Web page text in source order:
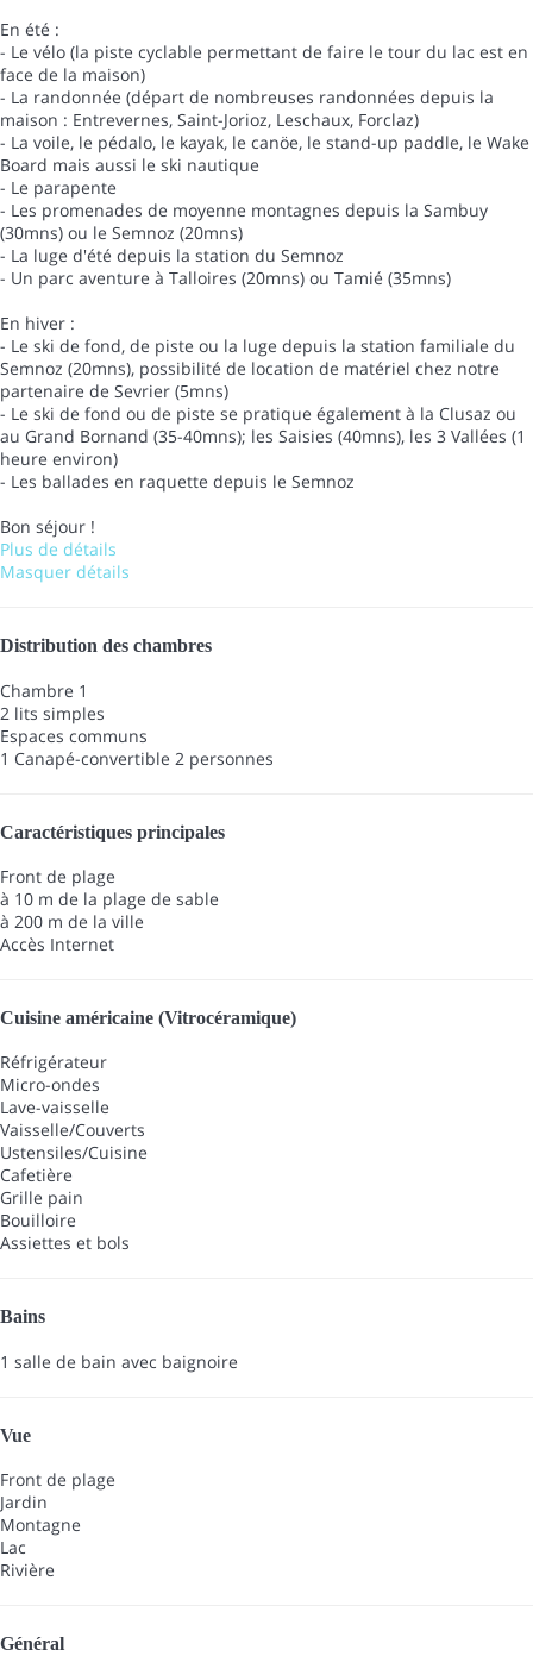
En été :
- Le vélo (la piste cyclable permettant de faire le tour du lac est en
face de la maison)
- La randonnée (départ de nombreuses randonnées depuis la
maison : Entrevernes, Saint-Jorioz, Leschaux, Forclaz)
- La voile, le pédalo, le kayak, le canöe, le stand-up paddle, le Wake
Board mais aussi le ski nautique
- Le parapente
- Les promenades de moyenne montagnes depuis la Sambuy
(30mns) ou le Semnoz (20mns)
- La luge d'été depuis la station du Semnoz
- Un parc aventure à Talloires (20mns) ou Tamié (35mns)
En hiver :
- Le ski de fond, de piste ou la luge depuis la station familiale du
Semnoz (20mns), possibilité de location de matériel chez notre
partenaire de Sevrier (5mns)
- Le ski de fond ou de piste se pratique également à la Clusaz ou
au Grand Bornand (35-40mns); les Saisies (40mns), les 3 Vallées (1
heure environ)
- Les ballades en raquette depuis le Semnoz
Bon séjour !
Plus de détails
Masquer détails
Distribution des chambres
Chambre 1
2 lits simples
Espaces communs
1 Canapé-convertible 2 personnes
Caractéristiques principales
Front de plage
à 10 m de la plage de sable
à 200 m de la ville
Accès Internet
Cuisine américaine (Vitrocéramique)
Réfrigérateur
Micro-ondes
Lave-vaisselle
Vaisselle/Couverts
Ustensiles/Cuisine
Cafetière
Grille pain
Bouilloire
Assiettes et bols
Bains
1 salle de bain avec baignoire
Vue
Front de plage
Jardin
Montagne
Lac
Rivière
Général